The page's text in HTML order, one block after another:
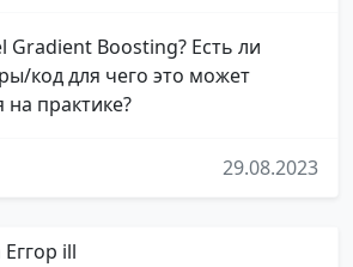
Gradient Boosting? Есть ли
код для чего это может
на практике?
29.08.2023
ill